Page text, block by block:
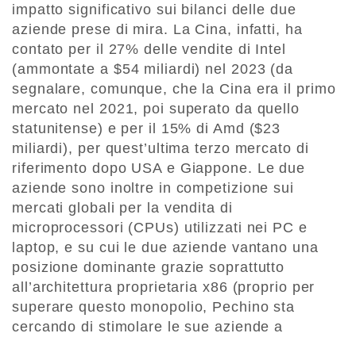
impatto significativo sui bilanci delle due
aziende prese di mira. La Cina, infatti, ha
contato per il 27% delle vendite di Intel
(ammontate a $54 miliardi) nel 2023 (da
segnalare, comunque, che la Cina era il primo
mercato nel 2021, poi superato da quello
statunitense) e per il 15% di Amd ($23
miliardi), per quest’ultima terzo mercato di
riferimento dopo USA e Giappone. Le due
aziende sono inoltre in competizione sui
mercati globali per la vendita di
microprocessori (CPUs) utilizzati nei PC e
laptop, e su cui le due aziende vantano una
posizione dominante grazie soprattutto
all’architettura proprietaria x86 (proprio per
superare questo monopolio, Pechino sta
cercando di stimolare le sue aziende a